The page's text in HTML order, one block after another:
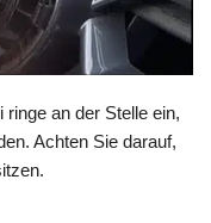
ringe an der Stelle ein,
Achten Sie darauf,